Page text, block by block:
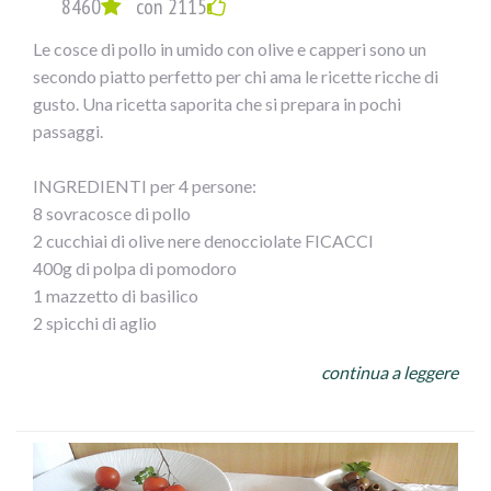
una padella e lasciatevi rosolare il polpettone su tutti i
lati 7/8 minuti. Spegnete e lasciate raffreddare.
Preriscaldate il forno a 180 °. Stendete la pasta di pane su
un foglio di carta forno leggermente infarinato allo
spessore di 3/4 mm. Mettete al centro ilpolpettone e
Ricavate dalla restante pasta delle decorazioni e
adagiatele sopra il polpettone. Spennellate il tutto con il
tuorlo sbattuto ed infornate 40 min circa. Sfornate e
servite il polpettone tiepido accompagnato con olive a
piacere.
8460 con 2115
Le cosce di pollo in umido con olive e capperi sono un
secondo piatto perfetto per chi ama le ricette ricche di
gusto. Una ricetta saporita che si prepara in pochi
passaggi.
INGREDIENTI per 4 persone:
8 sovracosce di pollo
2 cucchiai di olive nere denocciolate FICACCI
400g di polpa di pomodoro
1 mazzetto di basilico
2 spicchi di aglio
Zucchero
continua a leggere